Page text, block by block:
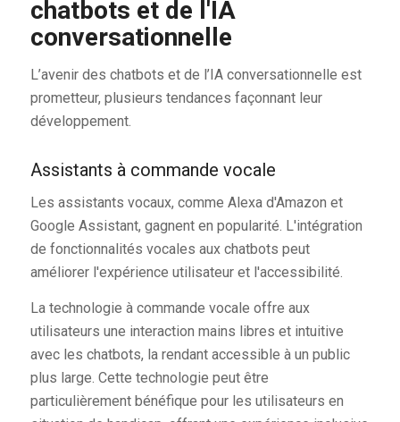
chatbots et de l'IA
conversationnelle
L’avenir des chatbots et de l’IA conversationnelle est
prometteur, plusieurs tendances façonnant leur
développement.
Assistants à commande vocale
Les assistants vocaux, comme Alexa d'Amazon et
Google Assistant, gagnent en popularité. L'intégration
de fonctionnalités vocales aux chatbots peut
améliorer l'expérience utilisateur et l'accessibilité.
La technologie à commande vocale offre aux
utilisateurs une interaction mains libres et intuitive
avec les chatbots, la rendant accessible à un public
plus large. Cette technologie peut être
particulièrement bénéfique pour les utilisateurs en